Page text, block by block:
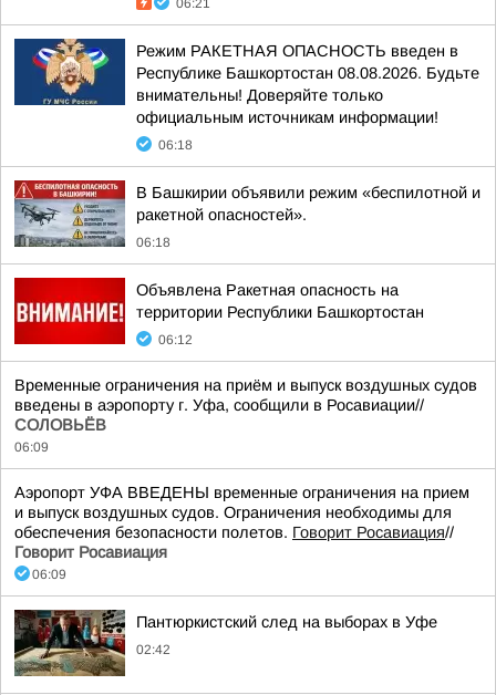
06:21
Режим РАКЕТНАЯ ОПАСНОСТЬ введен в
Республике Башкортостан 08.08.2026. Будьте
внимательны! Доверяйте только
официальным источникам информации!
06:18
В Башкирии объявили режим «беспилотной и
ракетной опасностей».
06:18
Объявлена Ракетная опасность на
территории Республики Башкортостан
06:12
Временные ограничения на приём и выпуск воздушных судов
введены в аэропорту г. Уфа, сообщили в Росавиации//
СОЛОВЬЁВ
06:09
Аэропорт УФА ВВЕДЕНЫ временные ограничения на прием
и выпуск воздушных судов. Ограничения необходимы для
обеспечения безопасности полетов. Говорит Росавиация//
Говорит Росавиация
06:09
Пантюркистский след на выборах в Уфе
02:42